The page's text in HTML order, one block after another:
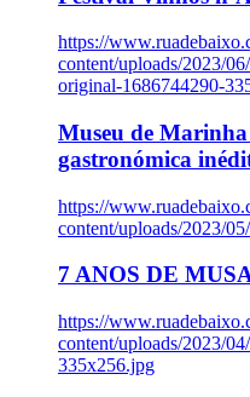
https://
content/uploads/2023/
original-1686744290-
Museu de
gastronómica
https://
content/uploads/2023/
7 ANOS DE
https://
content/uploads/2023/
335x256.jpg